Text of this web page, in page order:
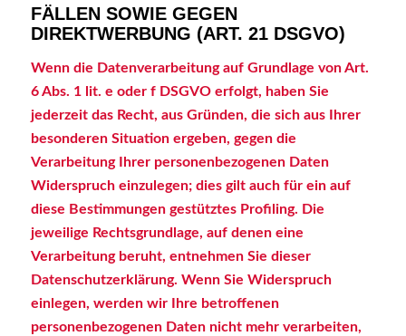
FÄLLEN SOWIE GEGEN
DIREKTWERBUNG (ART. 21 DSGVO)
Wenn die Datenverarbeitung auf Grundlage von Art.
6 Abs. 1 lit. e oder f DSGVO erfolgt, haben Sie
jederzeit das Recht, aus Gründen, die sich aus Ihrer
besonderen Situation ergeben, gegen die
Verarbeitung Ihrer personenbezogenen Daten
Widerspruch einzulegen; dies gilt auch für ein auf
diese Bestimmungen gestütztes Profiling. Die
jeweilige Rechtsgrundlage, auf denen eine
Verarbeitung beruht, entnehmen Sie dieser
Datenschutzerklärung. Wenn Sie Widerspruch
einlegen, werden wir Ihre betroffenen
personenbezogenen Daten nicht mehr verarbeiten,